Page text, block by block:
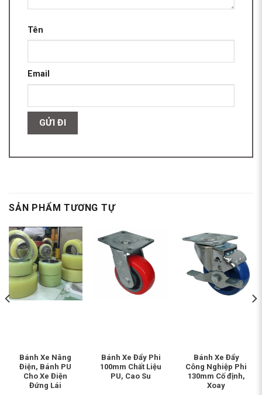
Tên
Email
SẢN PHẨM TƯƠNG TỰ
Bánh Xe Nâng
Điện, Bánh PU
Cho Xe Điện
Đứng Lái
Bánh Xe Đẩy Phi
100mm Chất Liệu
PU, Cao Su
Bánh Xe Đẩy
Công Nghiệp Phi
130mm Cố định,
Xoay